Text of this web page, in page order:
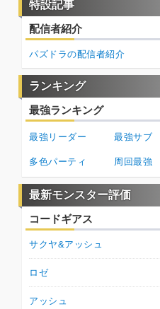
特設記事
配信者紹介
パズドラの配信者紹介
ランキング
最強ランキング
最強リーダー 最強サブ
多色パーティ 周回最強
最新モンスター評価
コードギアス
サクヤ&アッシュ
ロゼ
アッシュ